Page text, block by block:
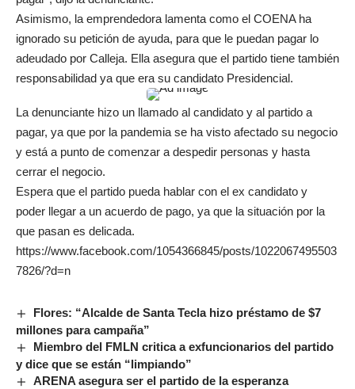
Asimismo, la emprendedora lamenta como el COENA ha
ignorado su petición de ayuda, para que le puedan pagar lo
adeudado por Calleja. Ella asegura que el partido tiene también
responsabilidad ya que era su candidato Presidencial.
La denunciante hizo un llamado al candidato y al partido a
pagar, ya que por la pandemia se ha visto afectado su negocio
y está a punto de comenzar a despedir personas y hasta
cerrar el negocio.
Espera que el partido pueda hablar con el ex candidato y
poder llegar a un acuerdo de pago, ya que la situación por la
que pasan es delicada.
https://www.facebook.com/1054366845/posts/1022067495503
7826/?d=n
Flores: “Alcalde de Santa Tecla hizo préstamo de $7
millones para campaña”
Miembro del FMLN critica a exfuncionarios del partido
y dice que se están “limpiando”
ARENA asegura ser el partido de la esperanza